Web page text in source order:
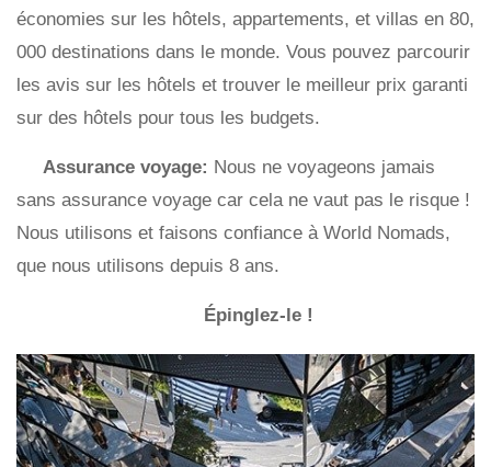
économies sur les hôtels, appartements, et villas en 80,
000 destinations dans le monde. Vous pouvez parcourir
les avis sur les hôtels et trouver le meilleur prix garanti
sur des hôtels pour tous les budgets.
Assurance voyage: Nous ne voyageons jamais
sans assurance voyage car cela ne vaut pas le risque !
Nous utilisons et faisons confiance à World Nomads,
que nous utilisons depuis 8 ans.
Épinglez-le !